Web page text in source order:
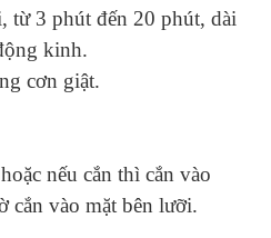
từ 3 phút đến 20 phút, dài
kinh.
cơn giật.
nếu cắn thì cắn vào
cắn vào mặt bên lưỡi.